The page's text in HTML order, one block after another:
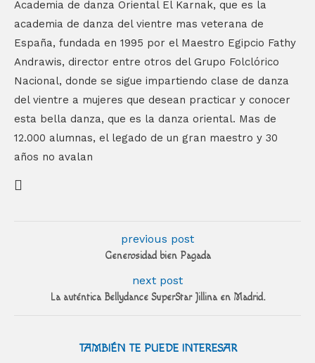
Academia de danza Oriental El Karnak, que es la
academia de danza del vientre mas veterana de
España, fundada en 1995 por el Maestro Egipcio Fathy
Andrawis, director entre otros del Grupo Folclórico
Nacional, donde se sigue impartiendo clase de danza
del vientre a mujeres que desean practicar y conocer
esta bella danza, que es la danza oriental. Mas de
12.000 alumnas, el legado de un gran maestro y 30
años no avalan
previous post
Generosidad bien Pagada
next post
La auténtica Bellydance SuperStar Jillina en Madrid.
TAMBIÉN TE PUEDE INTERESAR